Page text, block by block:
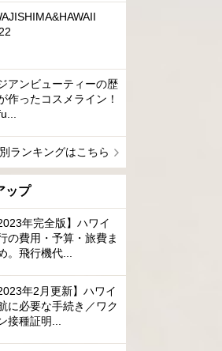
アンビューティーの歴
作ったコスメライン！
ランキングはこちら
ップ
2023年完全版】ハワイ
の費用・予算・旅費ま
。飛行機代...
2023年2月更新】ハワイ
に必要な手続き／ワク
接種証明...